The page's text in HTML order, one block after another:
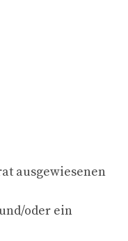
ausgewiesenen
oder ein